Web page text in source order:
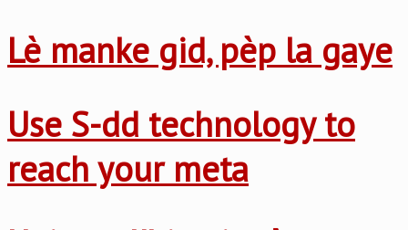
Lè manke gid, pèp la gaye
Use S-dd technology to
reach your meta